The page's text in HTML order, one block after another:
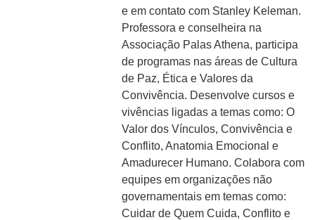
e em contato com Stanley Keleman.
Professora e conselheira na
Associação Palas Athena, participa
de programas nas áreas de Cultura
de Paz, Ética e Valores da
Convivência. Desenvolve cursos e
vivências ligadas a temas como: O
Valor dos Vínculos, Convivência e
Conflito, Anatomia Emocional e
Amadurecer Humano. Colabora com
equipes em organizações não
governamentais em temas como:
Cuidar de Quem Cuida, Conflito e